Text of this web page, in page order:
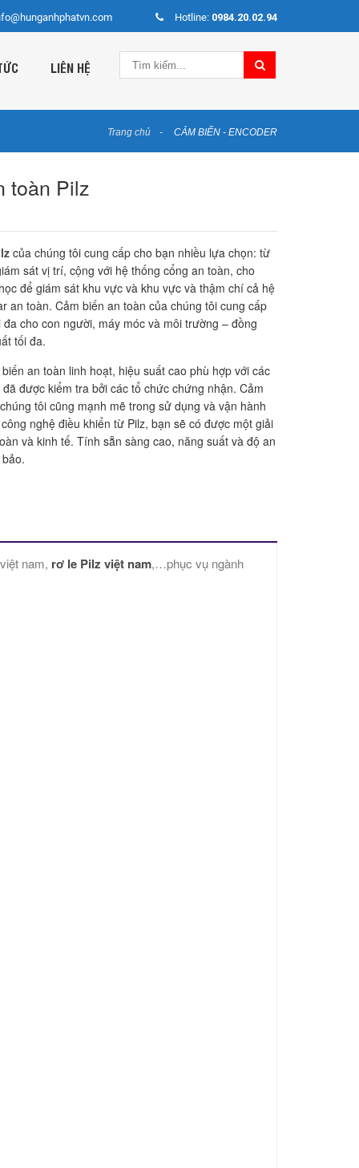
Hotline: 0984.20.02.94
LIÊN HỆ
Trang chủ CẢM BIẾN - ENCODER
toàn Pilz
của chúng tôi cung cấp cho bạn nhiều lựa chọn: từ
sát vị trí, cộng với hệ thống cổng an toàn, cho
để giám sát khu vực và khu vực và thậm chí cả hệ
an toàn. Cảm biến an toàn của chúng tôi cung cấp
cho con người, máy móc và môi trường – đồng
tối đa.
an toàn linh hoạt, hiệu suất cao phù hợp với các
được kiểm tra bởi các tổ chức chứng nhận. Cảm
tôi cũng mạnh mẽ trong sử dụng và vận hành
nghệ điều khiển từ Pilz, bạn sẽ có được một giải
và kinh tế. Tính sẵn sàng cao, năng suất và độ an
nam, rơ le Pilz việt nam,…phục vụ ngành